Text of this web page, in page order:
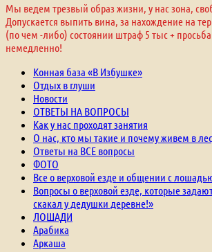
Мы ведем трезвый образ жизни, у нас зона,
Допускается выпить вина, за нахождение на
(по чем -либо) состоянии штраф 5 тыс +
немедленно!
Конная база «В Избушке»
Отдых в глуши
Новости
ОТВЕТЫ НА ВОПРОСЫ
Как у нас проходят занятия
О нас, кто мы такие и почему живем в
Ответы на ВСЕ вопросы
ФОТО
Все о верховой езде и общении с
Вопросы о верховой езде, которые
скакал у дедушки деревне!»
ЛОШАДИ
Арабика
Аркаша